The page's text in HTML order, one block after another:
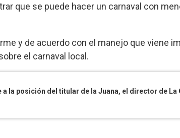
que se puede hacer un carnaval con
y de acuerdo con el manejo que viene
el carnaval local.